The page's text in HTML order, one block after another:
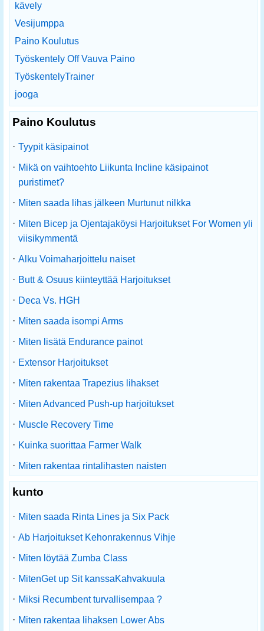
kävely
Vesijumppa
Paino Koulutus
Työskentely Off Vauva Paino
TyöskentelyTrainer
jooga
Paino Koulutus
· Tyypit käsipainot
· Mikä on vaihtoehto Liikunta Incline käsipainot
puristimet?
· Miten saada lihas jälkeen Murtunut nilkka
· Miten Bicep ja Ojentajaköysi Harjoitukset For Women yli
viisikymmentä
· Alku Voimaharjoittelu naiset
· Butt & Osuus kiinteyttää Harjoitukset
· Deca Vs. HGH
· Miten saada isompi Arms
· Miten lisätä Endurance painot
· Extensor Harjoitukset
· Miten rakentaa Trapezius lihakset
· Miten Advanced Push-up harjoitukset
· Muscle Recovery Time
· Kuinka suorittaa Farmer Walk
· Miten rakentaa rintalihasten naisten
kunto
· Miten saada Rinta Lines ja Six Pack
· Ab Harjoitukset Kehonrakennus Vihje
· Miten löytää Zumba Class
· MitenGet up Sit kanssaKahvakuula
· Miksi Recumbent turvallisempaa ?
· Miten rakentaa lihaksen Lower Abs